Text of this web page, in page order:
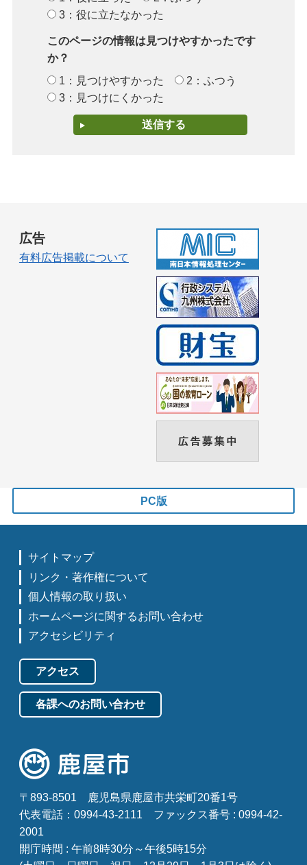
3：役に立たなかった
このページの情報は見つけやすかったです
か？
1：見つけやすかった
2：ふつう
3：見つけにくかった
広告
有料広告掲載について
PC版
サイトマップ
リンク・著作権について
個人情報の取り扱い
ホームページに関するお問い合わせ
アクセシビリティ
アクセス
各課へのお問い合わせ
〒893-8501
鹿児島県鹿屋市共栄町20番1号
代表電話：0994-43-2111
ファックス番号 : 0994-42-
2001
開庁時間 : 午前8時30分～午後5時15分